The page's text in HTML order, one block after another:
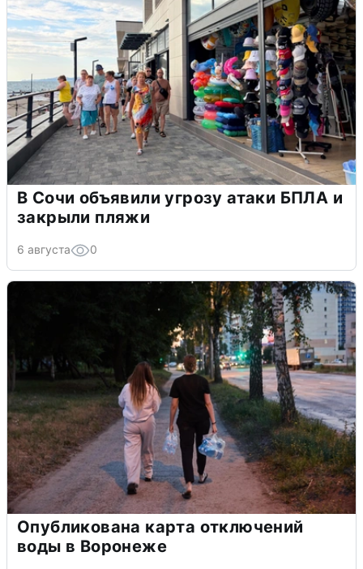
В Сочи объявили угрозу атаки БПЛА и
закрыли пляжи
6 августа 0
Опубликована карта отключений
воды в Воронеже